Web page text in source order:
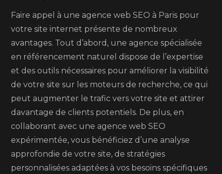
Faire appel à une agence web SEO à Paris pour
votre site internet présente de nombreux
avantages. Tout d’abord, une agence spécialisée
en référencement naturel dispose de l’expertise
et des outils nécessaires pour améliorer la visibilité
de votre site sur les moteurs de recherche, ce qui
peut augmenter le trafic vers votre site et attirer
davantage de clients potentiels. De plus, en
collaborant avec une agence web SEO
expérimentée, vous bénéficiez d’une analyse
approfondie de votre site, de stratégies
personnalisées adaptées à vos besoins spécifiques